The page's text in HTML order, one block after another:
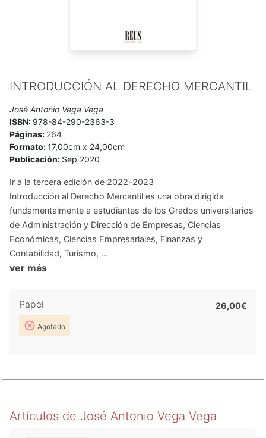
INTRODUCCIÓN AL DERECHO MERCANTIL
José Antonio Vega Vega
ISBN: 978-84-290-2363-3
Páginas: 264
Formato:17,00cm x 24,00cm
Publicación: Sep 2020
Ir a la tercera edición de 2022-2023
Introducción al Derecho Mercantil es una obra dirigida
fundamentalmente a estudiantes de los Grados universitarios
de Administración y Dirección de Empresas, Ciencias
Económicas, Ciencias Empresariales, Finanzas y
Contabilidad, Turismo, ...
ver más
Papel
Agotado
26,00€
Artículos de José Antonio Vega Vega